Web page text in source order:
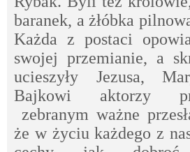
baranek, a żłóbka
Każda z postaci
swojej przemianie, a
ucieszyły Jezusa,
Bajkowi aktorzy
zebranym ważne
że w życiu każdego z